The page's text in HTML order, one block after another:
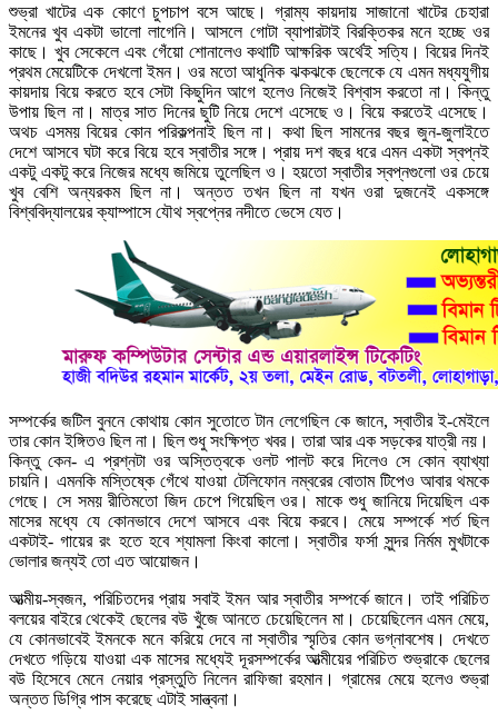
শুভ্রা খাটের এক কোণে চুপচাপ বসে আছে। গ্রাম্য কায়দায় সাজানো খাটের চেহারা
ইমনের খুব একটা ভালো লাগেনি। আসলে গোটা ব্যাপারটাই বিরক্তিকর মনে হচ্ছে ওর
কাছে। খুব সেকেলে এবং গেঁয়ো শোনালেও কথাটি আক্ষরিক অর্থেই সত্যি। বিয়ের দিনই
প্রথম মেয়েটিকে দেখলো ইমন। ওর মতো আধুনিক ঝকঝকে ছেলেকে যে এমন মধ্যযুগীয়
কায়দায় বিয়ে করতে হবে সেটা কিছুদিন আগে হলেও নিজেই বিশ্বাস করতো না। কিন্তু
উপায় ছিল না। মাত্র সাত দিনের ছুটি নিয়ে দেশে এসেছে ও। বিয়ে করতেই এসেছে।
অথচ এসময় বিয়ের কোন পরিকল্পনাই ছিল না। কথা ছিল সামনের বছর জুন-জুলাইতে
দেশে আসবে ঘটা করে বিয়ে হবে স্বাতীর সঙ্গে। প্রায় দশ বছর ধরে এমন একটা স্বপ্নই
একটু একটু করে নিজের মধ্যে জমিয়ে তুলেছিল ও। হয়তো স্বাতীর স্বপ্নগুলো ওর চেয়ে
খুব বেশি অন্যরকম ছিল না। অন্তত তখন ছিল না যখন ওরা দুজনেই একসঙ্গে
বিশ্ববিদ্যালয়ের ক্যাম্পাসে যৌথ স্বপ্নের নদীতে ভেসে যেত।
সম্পর্কের জটিল বুননে কোথায় কোন সুতোতে টান লেগেছিল কে জানে, স্বাতীর ই-মেইলে
তার কোন ইঙ্গিতও ছিল না। ছিল শুধু সংক্ষিপ্ত খবর। তারা আর এক সড়কের যাত্রী নয়।
কিন্তু কেন- এ প্রশ্নটা ওর অস্তিত্বকে ওলট পালট করে দিলেও সে কোন ব্যাখ্যা
চায়নি। এমনকি মস্তিষ্কে গেঁথে যাওয়া টেলিফোন নম্বরের বোতাম টিপেও আবার থমকে
গেছে। সে সময় রীতিমতো জিদ চেপে গিয়েছিল ওর। মাকে শুধু জানিয়ে দিয়েছিল এক
মাসের মধ্যে যে কোনভাবে দেশে আসবে এবং বিয়ে করবে। মেয়ে সম্পর্কে শর্ত ছিল
একটাই- গায়ের রং হতে হবে শ্যামলা কিংবা কালো। স্বাতীর ফর্সা সুন্দর নির্মম মুখটাকে
ভোলার জন্যই তো এত আয়োজন।
আত্মীয়-স্বজন, পরিচিতদের প্রায় সবাই ইমন আর স্বাতীর সম্পর্কে জানে। তাই পরিচিত
বলয়ের বাইরে থেকেই ছেলের বউ খুঁজে আনতে চেয়েছিলেন মা। চেয়েছিলেন এমন মেয়ে,
যে কোনভাবেই ইমনকে মনে করিয়ে দেবে না স্বাতীর স্মৃতির কোন ভগ্নাবশেষ। দেখতে
দেখতে গড়িয়ে যাওয়া এক মাসের মধ্যেই দূরসম্পর্কের আত্মীয়ের পরিচিত শুভ্রাকে ছেলের
বউ হিসেবে মেনে নেয়ার প্রস্তুতি নিলেন রাফিজা রহমান। গ্রামের মেয়ে হলেও শুভ্রা
অন্তত ডিগ্রি পাস করেছে এটাই সান্ত্বনা।